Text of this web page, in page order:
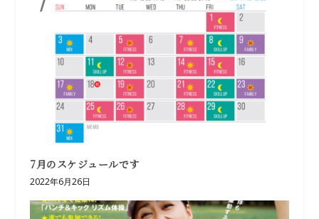
7月のスケジュールです
2022年6月26日